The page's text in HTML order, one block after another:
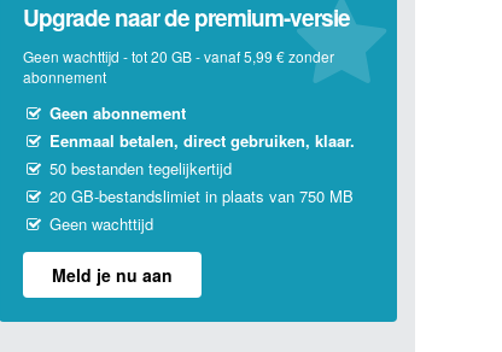
Upgrade naar de premium-versie
Geen wachttijd - tot 20 GB - vanaf 5,99 € zonder
abonnement
Geen abonnement
Eenmaal betalen, direct gebruiken, klaar.
50 bestanden tegelijkertijd
20 GB-bestandslimiet in plaats van 750 MB
Geen wachttijd
Meld je nu aan